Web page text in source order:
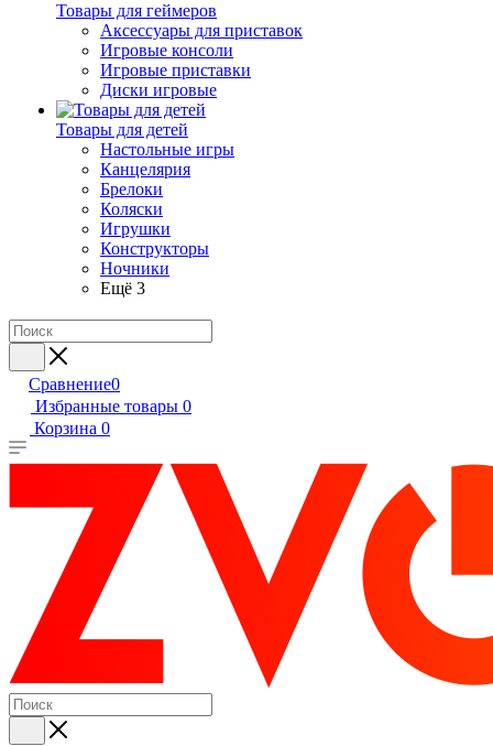
Товары для геймеров
Аксессуары для приставок
Игровые консоли
Игровые приставки
Диски игровые
Товары для детей
Настольные игры
Канцелярия
Брелоки
Коляски
Игрушки
Конструкторы
Ночники
Ещё 3
Сравнение0
Избранные товары 0
Корзина 0